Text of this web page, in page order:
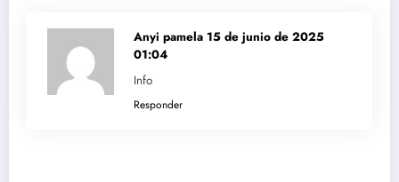
Anyi pamela 15 de junio de 2025
01:04
Info
Responder